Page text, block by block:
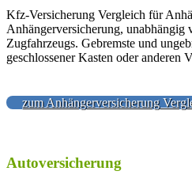
Kfz-Versicherung Vergleich für
Anhängerversicherung, unabhängig
Zugfahrzeugs. Gebremste und
geschlossener Kasten oder anderen
zum Anhängerversicherung
Autoversicherung